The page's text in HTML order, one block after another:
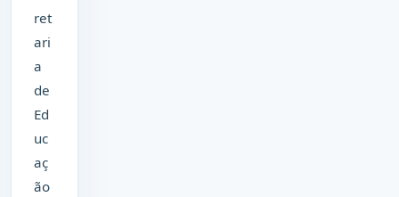
ret
ari
a
de
Ed
uc
aç
ão